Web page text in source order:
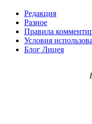
Редакция
Разное
Правила
Условия
Блог Лицея